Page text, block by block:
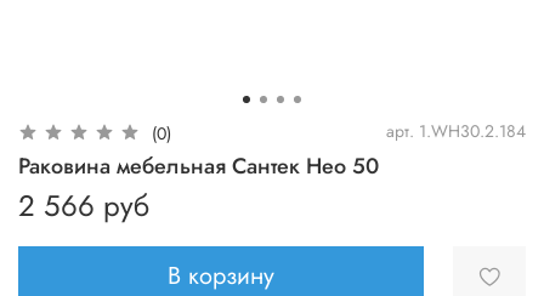
(0) арт. 1.WH30.2.184
Раковина мебельная Сантек Нео 50
2 566 руб
В корзину